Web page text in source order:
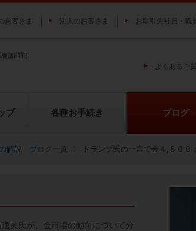
解説 ブログ一覧 トランプ氏の一言で金４,５００
夫氏が、金市場の動向について分
お客さま 法人のお客さま お取引先社員・職
よくあるご
プ
純
各種お手続き ブログ